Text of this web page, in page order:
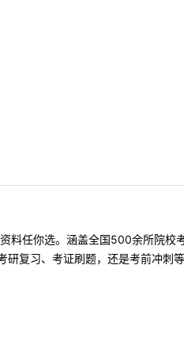
料任你选。涵盖全国500余所院
复习、考证刷题，还是考前冲刺